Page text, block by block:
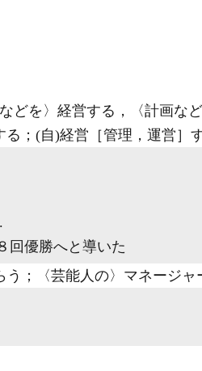
などを〉経営する，〈計画な
； (自)経営［管理，運営］
回優勝へと導いた
う；〈芸能人の〉マネージャ